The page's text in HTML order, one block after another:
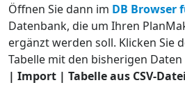
Öffnen Sie dann im DB Browser
Datenbank, die um Ihren
ergänzt werden soll. Klicken Sie
Tabelle mit den bisherigen
| Import | Tabelle aus CSV-Datei